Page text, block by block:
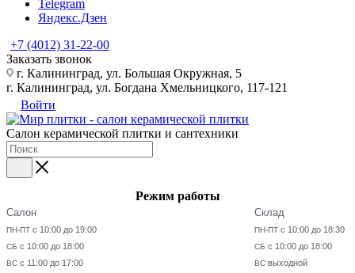
Telegram
Яндекс.Дзен
+7 (4012) 31-22-00
Заказать звонок
г. Калининград, ул. Большая Окружная, 5
г. Калининград, ул. Богдана Хмельницкого, 117-121
Войти
Салон керамической плитки и сантехники
Режим работы
Салон
ПН-ПТ с 10:00 до 19:00
СБ с 10:00 до 18:00
ВС с 11:00 до 17:00
Склад
ПН-ПТ с 10:00 до 18:30
СБ с 10:00 до 18:00
ВС выходной